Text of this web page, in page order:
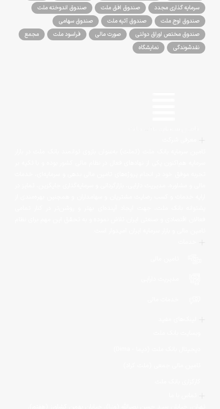
سرمایه گذاری مجدد
صندوق افق ملت
صندوق اندوخته ملت
صندوق اوج ملت
صندوق آتیه ملت
صندوق سهامی
صندوق مختص اوراق دولتی
صورت مالی فراسود ملت
مجمع
نقدشوندگی
نمایشگاه